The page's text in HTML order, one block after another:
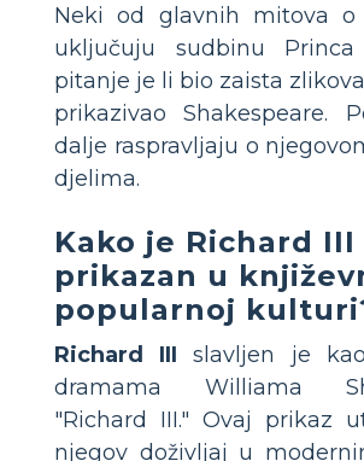
Neki od glavnih mitova o
uključuju sudbinu
pitanje je li bio zaista
prikazivao Shakespeare.
dalje raspravljaju o
djelima.
Kako je Richard III
prikazan u
popularnoj
Richard III slavljen je
dramama Williama
"Richard III." Ovaj prikaz
njegov doživljaj u